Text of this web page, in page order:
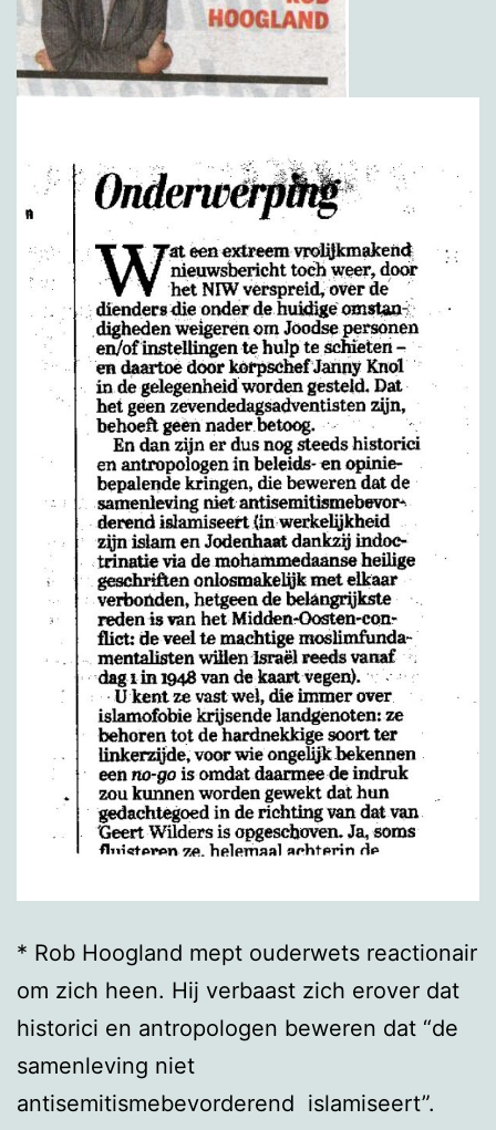
* Rob Hoogland mept ouderwets reactionair
om zich heen. Hij verbaast zich erover dat
historici en antropologen beweren dat “de
samenleving niet
antisemitismebevorderend islamiseert”.